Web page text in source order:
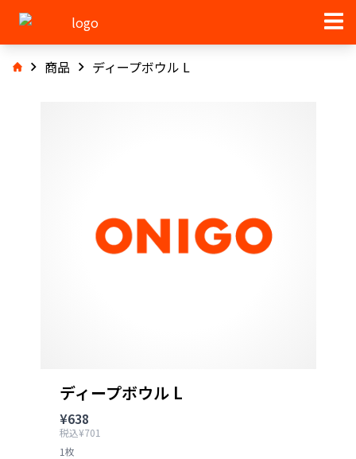
商品 ディープボウル L
ディープボウル L
¥638
税込¥701
1枚